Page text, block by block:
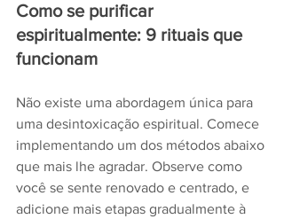
Como se purificar
espiritualmente: 9 rituais que
funcionam
Não existe uma abordagem única para
uma desintoxicação espiritual. Comece
implementando um dos métodos abaixo
que mais lhe agradar. Observe como
você se sente renovado e centrado, e
adicione mais etapas gradualmente à